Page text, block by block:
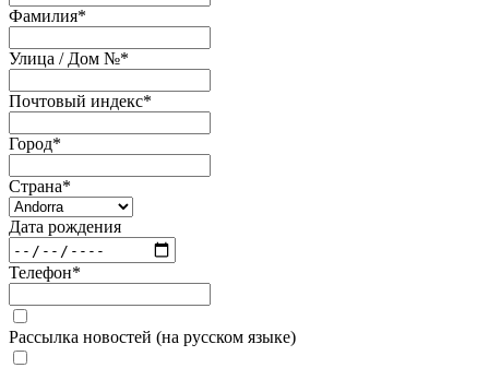
Фамилия*
Улица / Дом №*
Почтовый индекс*
Город*
Страна*
Дата рождения
Телефон*
Рассылка новостей (на русском языке)